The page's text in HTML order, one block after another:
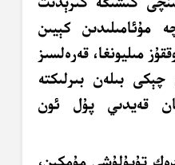
مۇئامىلىدىن كېيىن
مىليونغا، قەرەلسىز
بىلەن بىرلىكتە
قەيدىي پۇل ئون
تۇيۇلۇشى مۇمكىن،